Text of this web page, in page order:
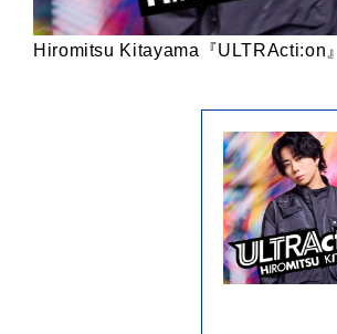
Hiromitsu Kitayama『ULTRActi:on』